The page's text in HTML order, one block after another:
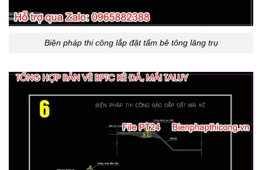
Biện pháp thi công lắp đặt tấm bê tông lăng trụ